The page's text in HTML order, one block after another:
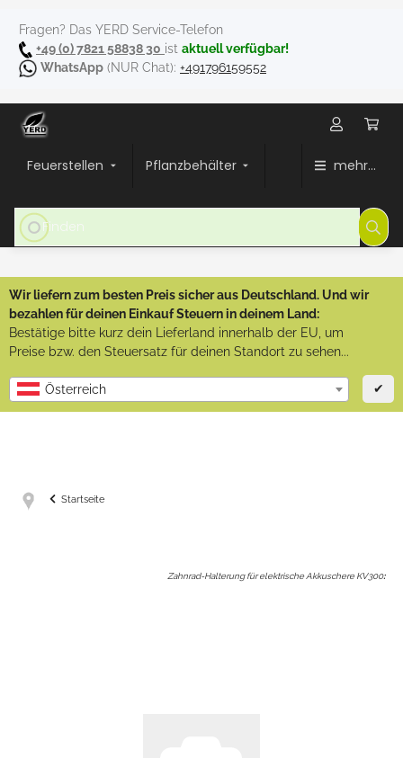
Fragen? Das YERD Service-Telefon
+49 (0) 7821 58838 30 ist aktuell verfügbar!
WhatsApp (NUR Chat): +491796159552
Feuerstellen Pflanzbehälter mehr...
Wir liefern zum besten Preis sicher aus Deutschland. Und wir
bezahlen für deinen Einkauf Steuern in deinem Land:
Bestätige bitte kurz dein Lieferland innerhalb der EU, um
Preise bzw. den Steuersatz für deinen Standort zu sehen...
Österreich ✔
Startseite
Zahnrad-Halterung für elektrische Akkuschere KV300: